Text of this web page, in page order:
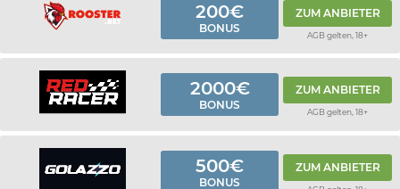
200€
BONUS
ZUM ANBIETER
AGB gelten, 18+
2000€
BONUS
ZUM ANBIETER
AGB gelten, 18+
500€
BONUS
ZUM ANBIETER